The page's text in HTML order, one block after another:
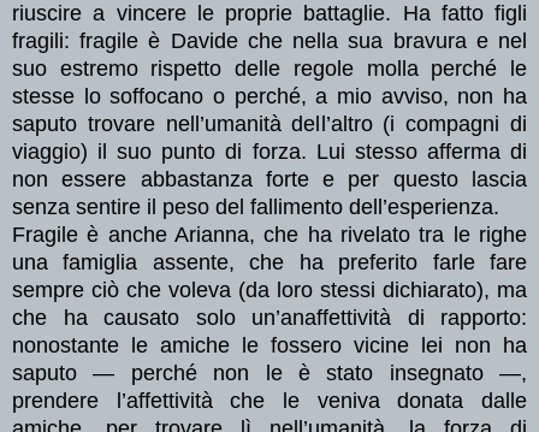
riuscire a vincere le proprie battaglie. Ha fatto figli
fragili: fragile è Davide che nella sua bravura e nel
suo estremo rispetto delle regole molla perché le
stesse lo soffocano o perché, a mio avviso, non ha
saputo trovare nell’umanità dell’altro (i compagni di
viaggio) il suo punto di forza. Lui stesso afferma di
non essere abbastanza forte e per questo lascia
senza sentire il peso del fallimento dell’esperienza.
Fragile è anche Arianna, che ha rivelato tra le righe
una famiglia assente, che ha preferito farle fare
sempre ciò che voleva (da loro stessi dichiarato), ma
che ha causato solo un’anaffettività di rapporto:
nonostante le amiche le fossero vicine lei non ha
saputo — perché non le è stato insegnato —,
prendere l’affettività che le veniva donata dalle